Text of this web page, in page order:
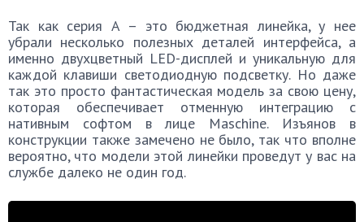
Так как серия А – это бюджетная линейка, у нее
убрали несколько полезных деталей интерфейса, а
именно двухцветный LED-дисплей и уникальную для
каждой клавиши светодиодную подсветку. Но даже
так это просто фантастическая модель за свою цену,
которая обеспечивает отменную интеграцию с
нативным софтом в лице Maschine. Изъянов в
конструкции также замечено не было, так что вполне
вероятно, что модели этой линейки проведут у вас на
службе далеко не один год.